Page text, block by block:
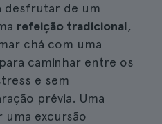
desfrutar de um
refeição tradicional,
chá com uma
caminhar entre os
e sem
prévia. Uma
uma excursão